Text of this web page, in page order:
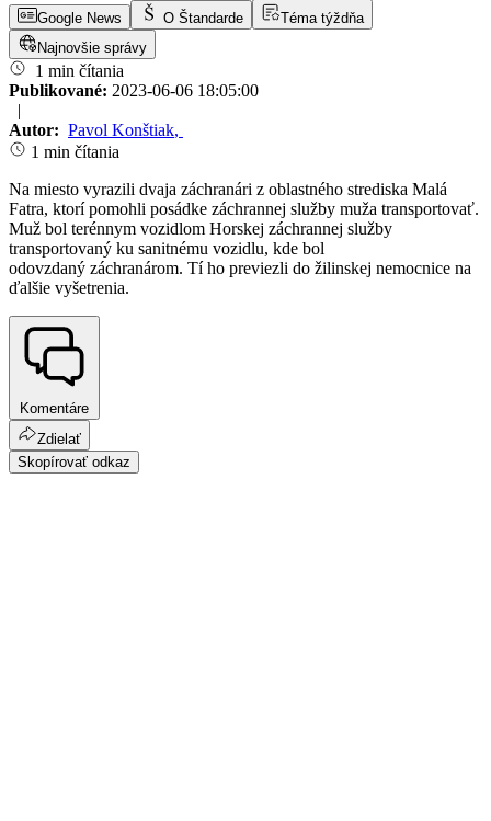
Google News O Štandarde
Téma týždňa
Najnovšie správy
1 min čítania
Publikované: 2023-06-06 18:05:00
|
Autor: Pavol Konštiak,
1 min čítania
Na miesto vyrazili dvaja záchranári z oblastného strediska Malá
Fatra, ktorí pomohli posádke záchrannej služby muža transportovať.
Muž bol terénnym vozidlom Horskej záchrannej služby
transportovaný ku sanitnému vozidlu, kde bol
odovzdaný záchranárom. Tí ho previezli do žilinskej nemocnice na
ďalšie vyšetrenia.
Komentáre
Zdielať
Skopírovať odkaz